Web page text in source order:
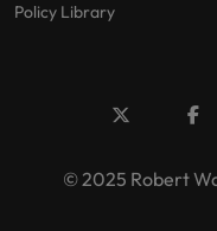
Policy Library
© 2025 Robert